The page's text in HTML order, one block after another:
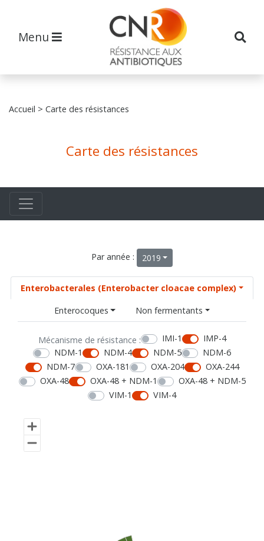
Menu
Accueil > Carte des résistances
Carte des résistances
Par année : 2019
Enterobacterales (Enterobacter cloacae complex)
Enterocoques
Non fermentants
Mécanisme de résistance : IMI-1
IMP-4
NDM-1
NDM-4 NDM-5
NDM-6
NDM-7
OXA-181 OXA-204
OXA-244
OXA-48
OXA-48 + NDM-1
OXA-48 + NDM-5
VIM-1
VIM-4